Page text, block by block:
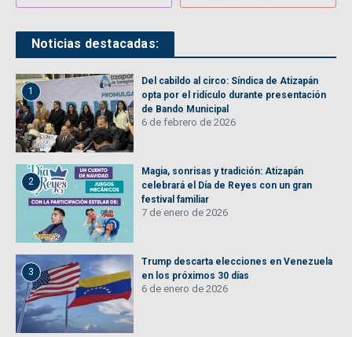
Noticias destacadas:
1
Del cabildo al circo: Síndica de Atizapán
opta por el ridículo durante presentación
de Bando Municipal
6 de febrero de 2026
2
Magia, sonrisas y tradición: Atizapán
celebrará el Día de Reyes con un gran
festival familiar
7 de enero de 2026
3
Trump descarta elecciones en Venezuela
en los próximos 30 días
6 de enero de 2026